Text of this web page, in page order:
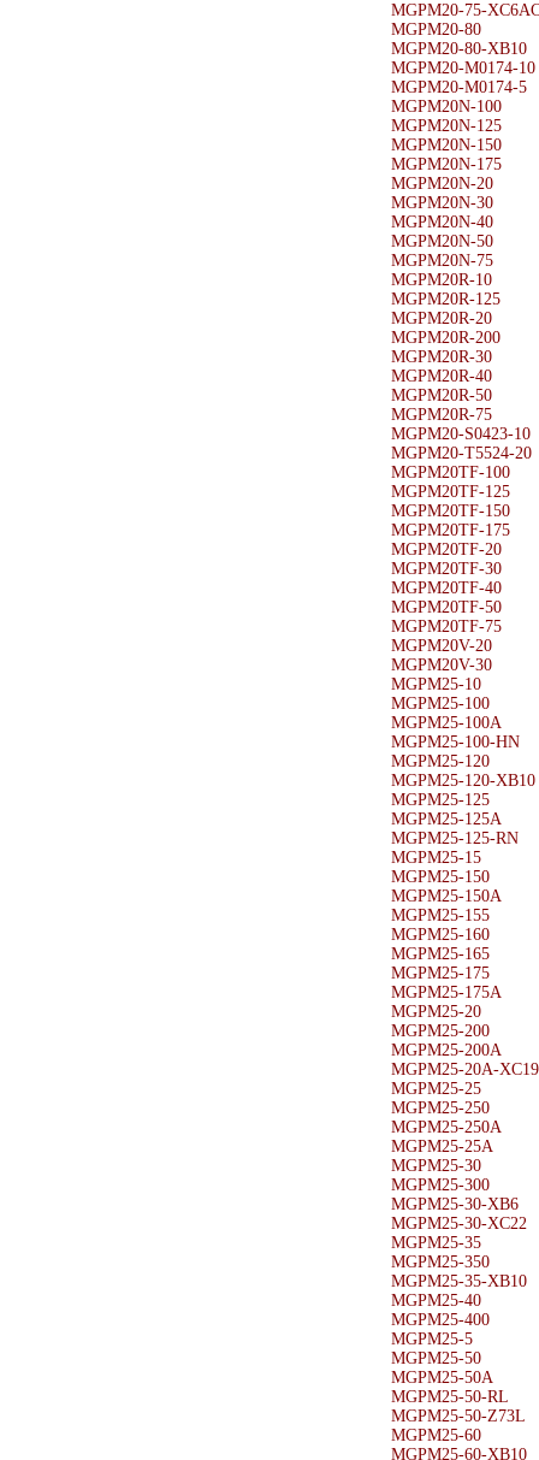
MGPM20-75-
MGPM20-80
MGPM20-80-XB10
MGPM20-M0174-10
MGPM20-M0174-5
MGPM20N-100
MGPM20N-125
MGPM20N-150
MGPM20N-175
MGPM20N-20
MGPM20N-30
MGPM20N-40
MGPM20N-50
MGPM20N-75
MGPM20R-10
MGPM20R-125
MGPM20R-20
MGPM20R-200
MGPM20R-30
MGPM20R-40
MGPM20R-50
MGPM20R-75
MGPM20-S0423-10
MGPM20-T5524-20
MGPM20TF-100
MGPM20TF-125
MGPM20TF-150
MGPM20TF-175
MGPM20TF-20
MGPM20TF-30
MGPM20TF-40
MGPM20TF-50
MGPM20TF-75
MGPM20V-20
MGPM20V-30
MGPM25-10
MGPM25-100
MGPM25-100A
MGPM25-100-HN
MGPM25-120
MGPM25-120-XB10
MGPM25-125
MGPM25-125A
MGPM25-125-RN
MGPM25-15
MGPM25-150
MGPM25-150A
MGPM25-155
MGPM25-160
MGPM25-165
MGPM25-175
MGPM25-175A
MGPM25-20
MGPM25-200
MGPM25-200A
MGPM25-20A-XC19
MGPM25-25
MGPM25-250
MGPM25-250A
MGPM25-25A
MGPM25-30
MGPM25-300
MGPM25-30-XB6
MGPM25-30-XC22
MGPM25-35
MGPM25-350
MGPM25-35-XB10
MGPM25-40
MGPM25-400
MGPM25-5
MGPM25-50
MGPM25-50A
MGPM25-50-RL
MGPM25-50-Z73L
MGPM25-60
MGPM25-60-XB10